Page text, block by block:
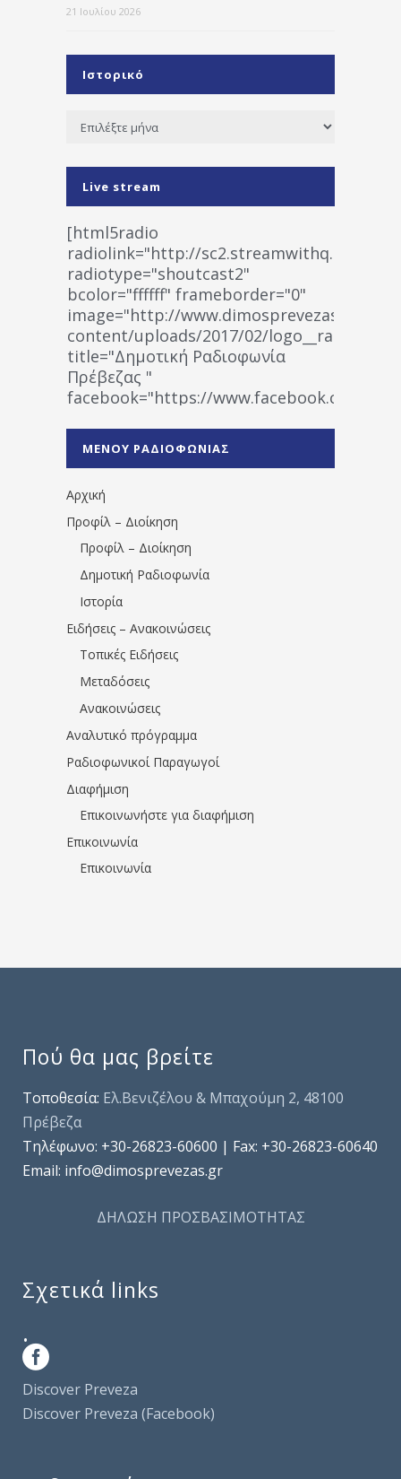
21 Ιουλίου 2026
Ιστορικό
Ιστορικό
Live stream
[html5radio
radiolink="http://
radiotype="shoutcast2"
bcolor="ffffff" frameborder="0"
image="http://www.dimosprevezas.gr/wp-
content/uploads/2017/02/
title="Δημοτική Ραδιοφωνία
Πρέβεζας "
facebook="https://www.facebook.com/
1531194763766854/" artist="" ]
ΜΕΝΟΥ ΡΑΔΙΟΦΩΝΙΑΣ
Αρχική
Προφίλ – Διοίκηση
Προφίλ – Διοίκηση
Δημοτική Ραδιοφωνία
Ιστορία
Ειδήσεις – Ανακοινώσεις
Τοπικές Ειδήσεις
Μεταδόσεις
Ανακοινώσεις
Αναλυτικό πρόγραμμα
Ραδιοφωνικοί Παραγωγοί
Διαφήμιση
Επικοινωνήστε για διαφήμιση
Επικοινωνία
Επικοινωνία
Πού θα μας βρείτε
Τοποθεσία: Ελ.Βενιζέλου & Μπαχούμη 2, 48100
Πρέβεζα
Τηλέφωνo: +30-26823-60600 | Fax: +30-26823-60640
Email: info@dimosprevezas.gr
ΔΗΛΩΣΗ ΠΡΟΣΒΑΣΙΜΟΤΗΤΑΣ
Σχετικά links
.
Discover Preveza
Discover Preveza (Facebook)